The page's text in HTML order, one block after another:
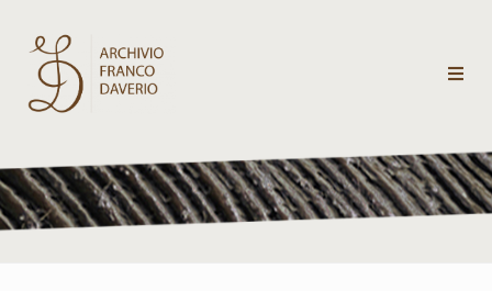
Archivio
Franco
Daverio